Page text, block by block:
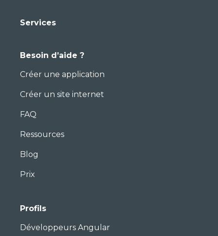
Services
Besoin d’aide ?
Créer une application
Créer un site internet
FAQ
Ressources
Blog
Prix
Profils
Développeurs Angular